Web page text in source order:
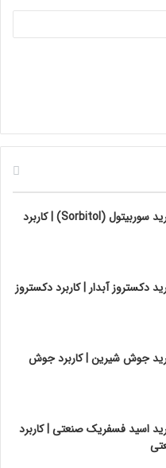
قیمت فروش و خرید سوربیتول (Sorbitol) | کاربرد
آبدار | کاربرد دکستروز
جوش شیرین | کاربرد جوش
اسید فسفریک صنعتی | کاربرد